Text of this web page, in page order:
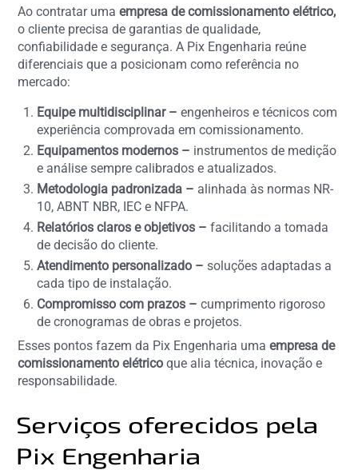
Ao contratar umaempresa de comissionamento elétrico,
o cliente precisa de garantias de qualidade,
confiabilidade e segurança. A Pix Engenharia reúne
diferenciais que a posicionam como referência no
mercado:
Equipe multidisciplinar – engenheiros e técnicos com
experiência comprovada em comissionamento.
Equipamentos modernos – instrumentos de medição
e análise sempre calibrados e atualizados.
Metodologia padronizada – alinhada às normas NR-
10, ABNT NBR, IEC e NFPA.
Relatórios claros e objetivos – facilitando a tomada
de decisão do cliente.
Atendimento personalizado – soluções adaptadas a
cada tipo de instalação.
Compromisso com prazos – cumprimento rigoroso
de cronogramas de obras e projetos.
Esses pontos fazem da Pix Engenharia umaempresa de
comissionamento elétrico que alia técnica, inovação e
responsabilidade.
Serviços oferecidos pela
Pix Engenharia